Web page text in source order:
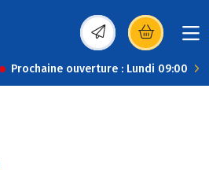
(s’ouvre dans une
Prochaine ouverture : Lundi 09:00